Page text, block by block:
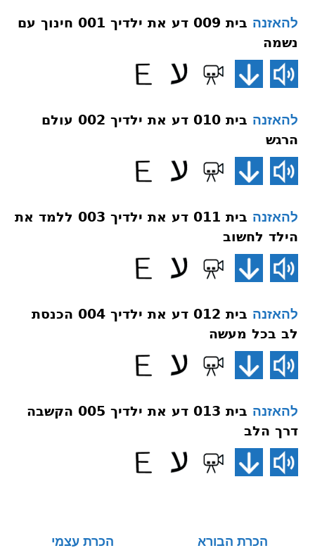
להאזנה
בית 009 דע את ילדיך 001 חינוך עם
נשמה
להאזנה
בית 010 דע את ילדיך 002 עולם
הרגש
להאזנה
בית 011 דע את ילדיך 003 ללמד את
הילד לחשוב
להאזנה
בית 012 דע את ילדיך 004 הכנסת
לב בכל מעשה
להאזנה
בית 013 דע את ילדיך 005 הקשבה
דרך הלב
הכרת הבורא הכרת עצמי